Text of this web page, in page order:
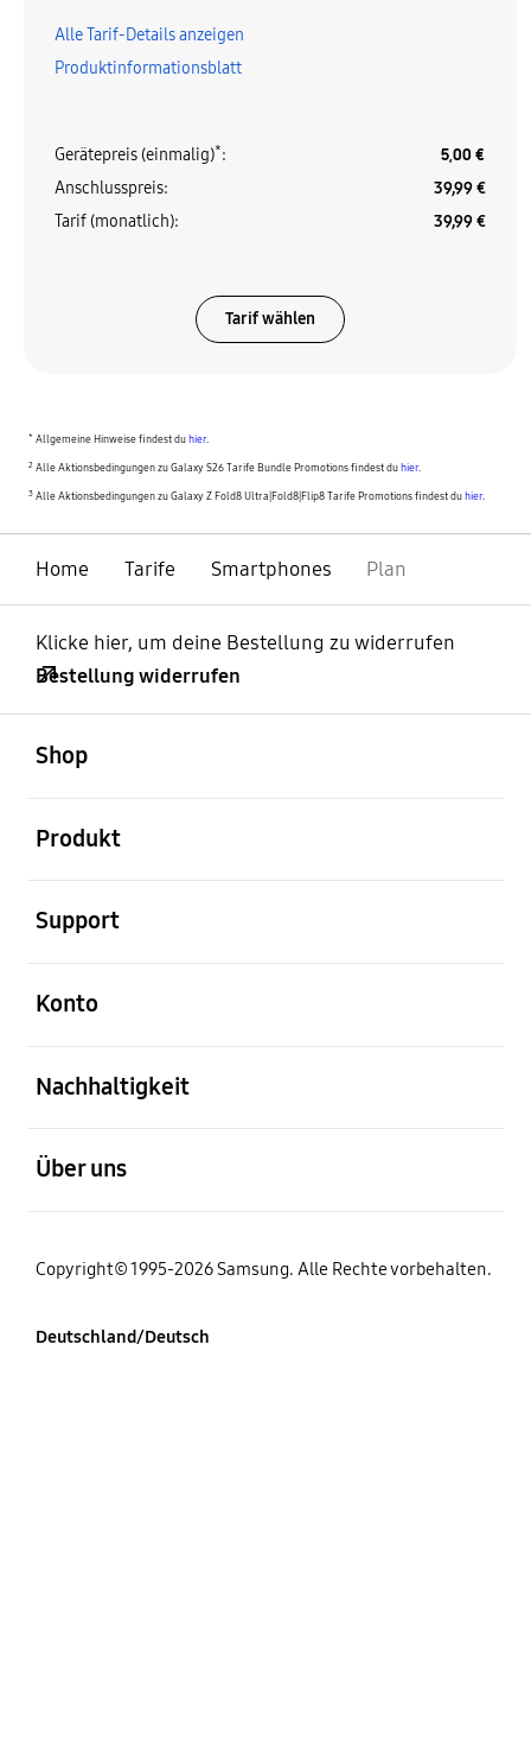
Alle Tarif-Details anzeigen
Produktinformationsblatt
Gerätepreis (einmalig)*:
5,00 €
Anschlusspreis:
39,99 €
Tarif (monatlich): 39,99 €
Tarif wählen
* Allgemeine Hinweise findest du hier.
2 Alle Aktionsbedingungen zu Galaxy S26 Tarife Bundle Promotions findest du hier.
3 Alle Aktionsbedingungen zu Galaxy Z Fold8 Ultra|Fold8|Flip8 Tarife Promotions findest du hier.
Home Tarife Smartphones Plan
Klicke hier, um deine Bestellung zu widerrufen
Bestellung widerrufen
Shop
Produkt
Support
Konto
Nachhaltigkeit
Über uns
Copyright© 1995-2026 Samsung. Alle Rechte vorbehalten.
Deutschland/Deutsch